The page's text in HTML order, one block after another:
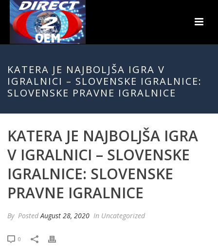
KATERA JE NAJBOLJŠA IGRA V
IGRALNICI – SLOVENSKE IGRALNICE:
SLOVENSKE PRAVNE IGRALNICE
KATERA JE NAJBOLJŠA IGRA
V IGRALNICI – SLOVENSKE
IGRALNICE: SLOVENSKE
PRAVNE IGRALNICE
By PostedAugust 28, 2020 In Uncategorized
0